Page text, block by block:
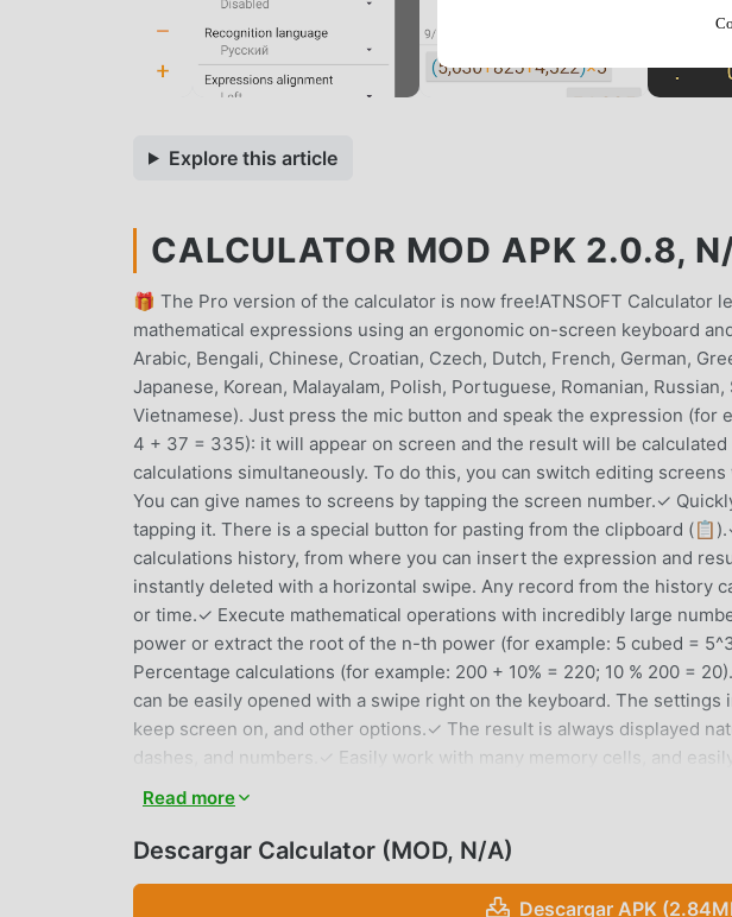
Explore this article
CALCULATOR MOD APK 2.0.8,
🎁 The Pro version of the calculator is now free!ATNSOFT Calculator
mathematical expressions using an ergonomic on-screen keyboard
Arabic, Bengali, Chinese, Croatian, Czech, Dutch, French, German,
Japanese, Korean, Malayalam, Polish, Portuguese, Romanian,
Vietnamese). Just press the mic button and speak the expression (for
4 + 37 = 335): it will appear on screen and the result will be
calculations simultaneously. To do this, you can switch editing
You can give names to screens by tapping the screen number.✓
tapping it. There is a special button for pasting from the clipboard
calculations history, from where you can insert the expression and
instantly deleted with a horizontal swipe. Any record from the history
or time.✓ Execute mathematical operations with incredibly large
power or extract the root of the n-th power (for example: 5 cubed =
Percentage calculations (for example: 200 + 10% = 220; 10 % 200 =
can be easily opened with a swipe right on the keyboard. The
keep screen on, and other options.✓ The result is always displayed
dashes, and numbers.✓ Easily work with many memory cells, and
CALCULATORINTRODUCCIÓN
Calculator Como una aplicación de productivity muy popular
Read more
Descargar Calculator (MOD, N/A)
Descargar APK